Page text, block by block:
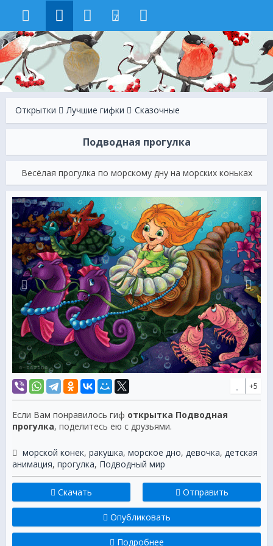
7
Открытки Лучшие гифки Сказочные
Подводная прогулка
Весёлая прогулка по морскому дну на морских коньках
+5
Если Вам понравилось гиф открытка Подводная
прогулка, поделитесь ею с друзьями.
морской конек, ракушка, морское дно, девочка, детская
анимация, прогулка, Подводный мир
Скачать Отправить
Опубликовать
Подробнее